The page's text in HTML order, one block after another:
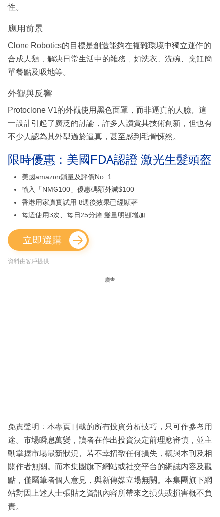
性。
應用前景
Clone Robotics的目標是創造能夠在複雜環境中獨立運作的
合成人類，解決日常生活中的雜務，如洗衣、洗碗、烹飪簡
單餐點及吸地等。
外觀與反響
Protoclone V1的外觀使用黑色面罩，而非逼真的人臉。這
一設計引起了廣泛的討論，許多人讚賞其技術創新，但也有
不少人認為其外型過於逼真，甚至感到毛骨悚然。
限時優惠：美國FDA認證 激光生髮頭盔
美國amazon鎖量及評價No. 1
輸入「NMG100」優惠碼額外減$100
香港用家真實試用 8週後效果已經顯著
每週使用3次、每日25分鐘 髮量明顯增加
立即選購
資料由客戶提供
廣告
免責聲明：本專頁刊載的所有投資分析技巧，只可作參考用
途。市場瞬息萬變，讀者在作出投資決定前理應審慎，並主
動掌握市場最新狀況。若不幸招致任何損失，概與本刊及相
關作者無關。而本集團旗下網站或社交平台的網誌內容及觀
點，僅屬筆者個人意見，與新傳媒立場無關。本集團旗下網
站對因上述人士張貼之資訊內容所帶來之損失或損害概不負
責。